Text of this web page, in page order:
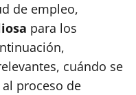
de empleo,
para los
cuándo se
proceso de